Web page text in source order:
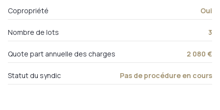
Copropriété Oui
Nombre de lots 3
Quote part annuelle des charges 2 080 €
Statut du syndic Pas de procédure en cours